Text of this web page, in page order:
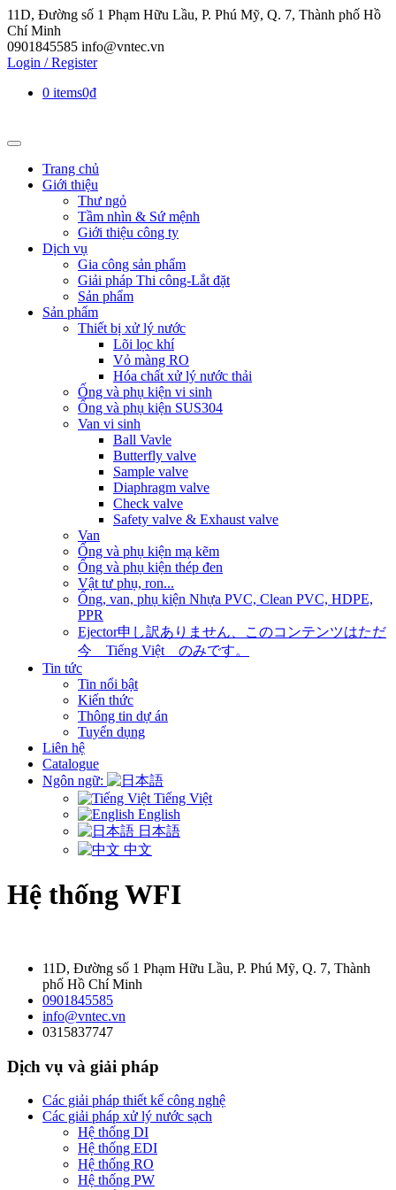
11D, Đường số 1 Phạm Hữu Lầu, P. Phú Mỹ, Q. 7, Thành phố Hồ
Chí Minh
0901845585 info@vntec.vn
Login / Register
0 items0₫
Trang chủ
Giới thiệu
Thư ngỏ
Tầm nhìn & Sứ mệnh
Giới thiệu công ty
Dịch vụ
Gia công sản phẩm
Giải pháp Thi công-Lắt đặt
Sản phẩm
Sản phẩm
Thiết bị xử lý nước
Lõi lọc khí
Vỏ màng RO
Hóa chất xử lý nước thải
Ống và phụ kiện vi sinh
Ống và phụ kiện SUS304
Van vi sinh
Ball Vavle
Butterfly valve
Sample valve
Diaphragm valve
Check valve
Safety valve & Exhaust valve
Van
Ống và phụ kiện mạ kẽm
Ống và phụ kiện thép đen
Vật tư phụ, ron...
Ống, van, phụ kiện Nhựa PVC, Clean PVC, HDPE,
PPR
Ejector申し訳ありません、このコンテンツはただ
今 Tiếng Việt のみです。
Tin tức
Tin nổi bật
Kiến thức
Thông tin dự án
Tuyển dụng
Liên hệ
Catalogue
Ngôn ngữ:
Tiếng Việt
English
日本語
中文
Hệ thống WFI
11D, Đường số 1 Phạm Hữu Lầu, P. Phú Mỹ, Q. 7, Thành
phố Hồ Chí Minh
0901845585
info@vntec.vn
0315837747
Dịch vụ và giải pháp
Các giải pháp thiết kế công nghệ
Các giải pháp xử lý nước sạch
Hệ thống DI
Hệ thống EDI
Hệ thống RO
Hệ thống PW